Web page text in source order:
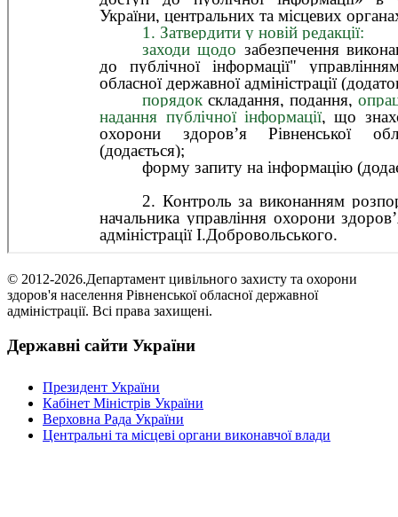
© 2012-2026.Департамент цивільного захисту та охорони
здоров'я населення Рівненської обласної державної
адміністрації. Всі права захищені.
Державні сайти України
Президент України
Кабінет Міністрів України
Верховна Рада України
Центральні та місцеві органи виконавчої влади